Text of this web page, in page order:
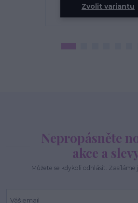
Zvolit variantu
Nepropásněte
akce a
Můžete se kdykoli odhlásit. Zasíláme